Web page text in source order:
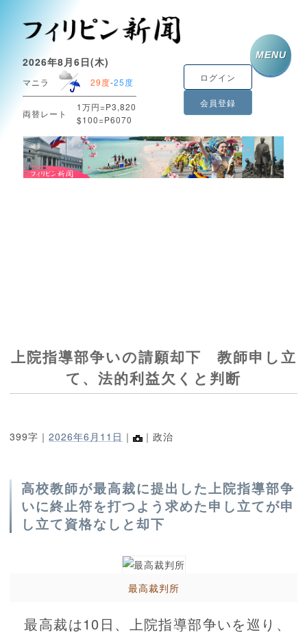
2026年8月6日(木)
マニラ 29度-25度
両替レート
1万円=P3,820
$100=P6070
ログイン
会員登録
MENU
上院指導部争いの請願却下 教師申し立
て、法的利益欠くと判断
399字｜ 2026年6月11日 ｜ ｜政治
高校教師が最高裁に提出した上院指導部争
いに終止符を打つよう求めた申し立てが申
し立て資格なしと却下
最高裁判所
最高裁は10日、上院指導部争いを巡り、